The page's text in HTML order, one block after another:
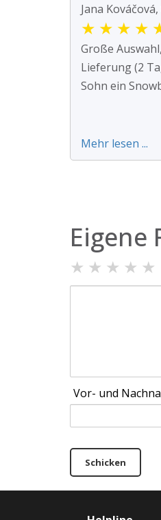
Jana
★ ★ ★ ★
Große
Lieferung (2
Sohn ein
Mehr lesen ...
Eigene
★ ★ ★ ★ ★
Vor- und
Schicken